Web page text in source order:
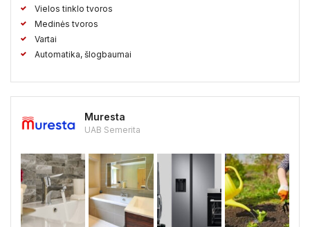
Vielos tinklo tvoros
Medinės tvoros
Vartai
Automatika, šlogbaumai
Muresta
UAB Semerita